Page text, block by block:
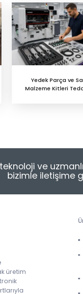
Yedek Parça ve
Malzeme Kitleri
ve
bizimle iletişime
üretim